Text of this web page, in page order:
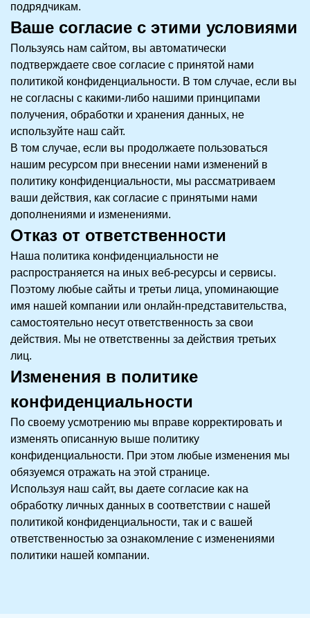
подрядчикам.
Ваше согласие с этими условиями
Пользуясь нам сайтом, вы автоматически
подтверждаете свое согласие с принятой нами
политикой конфиденциальности. В том случае, если вы
не согласны с какими-либо нашими принципами
получения, обработки и хранения данных, не
используйте наш сайт.
В том случае, если вы продолжаете пользоваться
нашим ресурсом при внесении нами изменений в
политику конфиденциальности, мы рассматриваем
ваши действия, как согласие с принятыми нами
дополнениями и изменениями.
Отказ от ответственности
Наша политика конфиденциальности не
распространяется на иных веб-ресурсы и сервисы.
Поэтому любые сайты и третьи лица, упоминающие
имя нашей компании или онлайн-представительства,
самостоятельно несут ответственность за свои
действия. Мы не ответственны за действия третьих
лиц.
Изменения в политике
конфиденциальности
По своему усмотрению мы вправе корректировать и
изменять описанную выше политику
конфиденциальности. При этом любые изменения мы
обязуемся отражать на этой странице.
Используя наш сайт, вы даете согласие как на
обработку личных данных в соответствии с нашей
политикой конфиденциальности, так и с вашей
ответственностью за ознакомление с изменениями
политики нашей компании.